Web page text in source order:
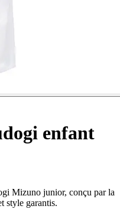
enfant
Mizuno junior, conçu par la
style garantis.